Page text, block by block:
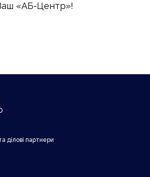
«АБ-Центр»!
ділові партнери